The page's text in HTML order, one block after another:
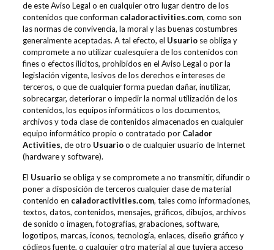
de este Aviso Legal o en cualquier otro lugar dentro de los
contenidos que conforman caladoractivities.com, como son
las normas de convivencia, la moral y las buenas costumbres
generalmente aceptadas. A tal efecto, el Usuariose obliga y
compromete a no utilizar cualesquiera de los contenidos con
fines o efectos ilícitos, prohibidos en el Aviso Legal o por la
legislación vigente, lesivos de los derechos e intereses de
terceros, o que de cualquier forma puedan dañar, inutilizar,
sobrecargar, deteriorar o impedir la normal utilización de los
contenidos, los equipos informáticos o los documentos,
archivos y toda clase de contenidos almacenados en cualquier
equipo informático propio o contratado por Calador
Activities, de otro Usuarioo de cualquier usuario de Internet
(hardware y software).
El Usuariose obliga y se compromete a no transmitir, difundir o
poner a disposición de terceros cualquier clase de material
contenido en caladoractivities.com, tales como informaciones,
textos, datos, contenidos, mensajes, gráficos, dibujos, archivos
de sonido o imagen, fotografías, grabaciones, software,
logotipos, marcas, iconos, tecnología, enlaces, diseño gráfico y
códigos fuente, o cualquier otro material al que tuviera acceso